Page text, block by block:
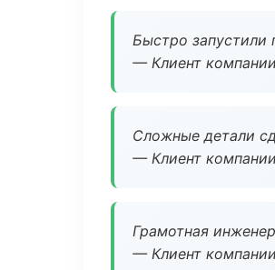
Быстро запустили
— Клиент компании
Сложные детали
— Клиент компании
Грамотная
— Клиент компании